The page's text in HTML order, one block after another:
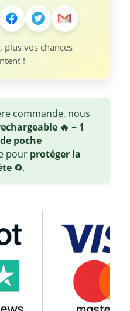
plus vos chances
!
commande, nous
🔥 + 1
poche
pour protéger la
♻️.